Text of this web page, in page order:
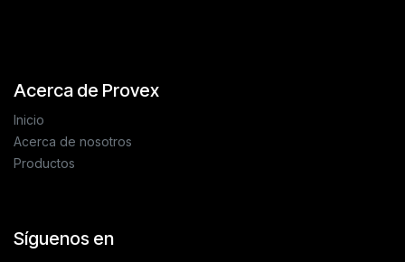
Acerca de Provex
Inicio
Acerca de nosotros
Productos
Síguenos en